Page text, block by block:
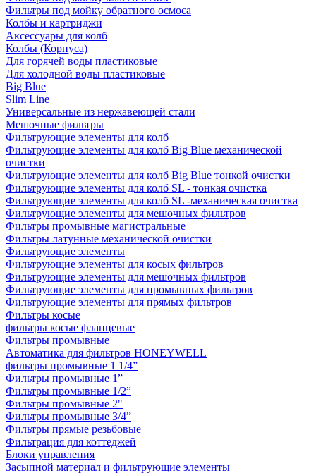
Фильтры под мойку обратного осмоса
Колбы и картриджи
Аксессуары для колб
Колбы (Корпуса)
Для горячей воды пластиковые
Для холодной воды пластиковые
Big Blue
Slim Line
Универсальные из нержавеющей стали
Мешочные фильтры
Фильтрующие элементы для колб
Фильтрующие элементы для колб Big Blue механической
очистки
Фильтрующие элементы для колб Big Blue тонкой очистки
Фильтрующие элементы для колб SL - тонкая очистка
Фильтрующие элементы для колб SL -механическая очистка
Фильтрующие элементы для мешочных фильтров
Фильтры промывные магистральные
Фильтры латунные механической очистки
Фильтрующие элементы
Фильтрующие элементы для косых фильтров
Фильтрующие элементы для мешочных фильтров
Фильтрующие элементы для промывных фильтров
Фильтрующие элементы для прямых фильтров
Фильтры косые
фильтры косые фланцевые
Фильтры промывные
Автоматика для фильтров HONEYWELL
фильтры промывные 1 1/4”
Фильтры промывные 1”
Фильтры промывные 1/2”
Фильтры промывные 2"
Фильтры промывные 3/4”
Фильтры прямые резьбовые
Фильтрация для коттеджей
Блоки управления
Засыпной материал и фильтрующие элементы